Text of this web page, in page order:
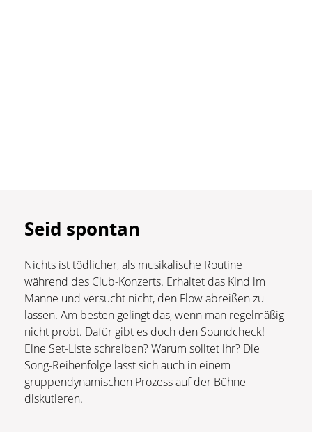
Seid spontan
Nichts ist tödlicher, als musikalische Routine
während des Club-Konzerts. Erhaltet das Kind im
Manne und versucht nicht, den Flow abreißen zu
lassen. Am besten gelingt das, wenn man regelmäßig
nicht probt. Dafür gibt es doch den Soundcheck!
Eine Set-Liste schreiben? Warum solltet ihr? Die
Song-Reihenfolge lässt sich auch in einem
gruppendynamischen Prozess auf der Bühne
diskutieren.